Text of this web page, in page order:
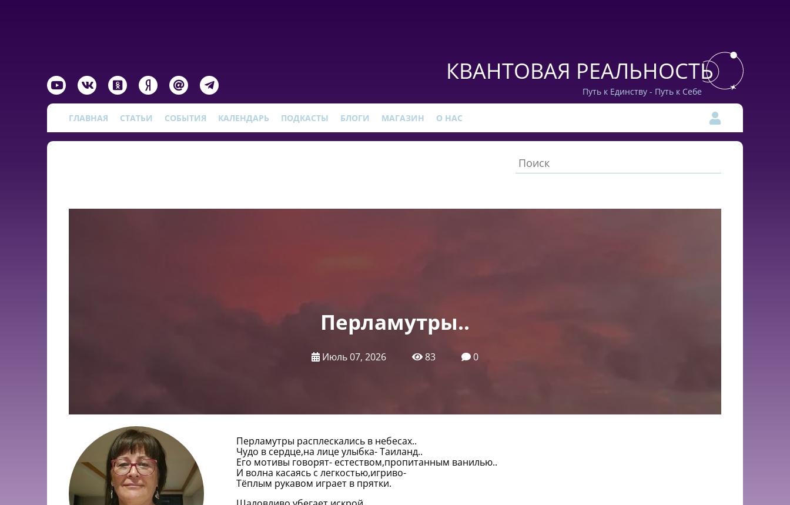
КВАНТОВАЯ РЕАЛЬНОСТЬ
Путь к Единству - Путь к Себе
ГЛАВНАЯ СТАТЬИ СОБЫТИЯ КАЛЕНДАРЬ ПОДКАСТЫ БЛОГИ МАГАЗИН О НАС
Перламутры..
Июль 07, 2026 83 0
Перламутры расплескались в небесах..
Чудо в сердце,на лице улыбка- Таиланд..
Его мотивы говорят- естеством,пропитанным ванилью..
И волна касаясь с легкостью,игриво-
Тёплым рукавом играет в прятки.